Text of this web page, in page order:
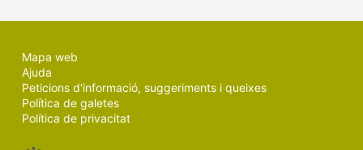
Mapa web
Ajuda
Peticions d'informació, suggeriments i queixes
Política de galetes
Política de privacitat